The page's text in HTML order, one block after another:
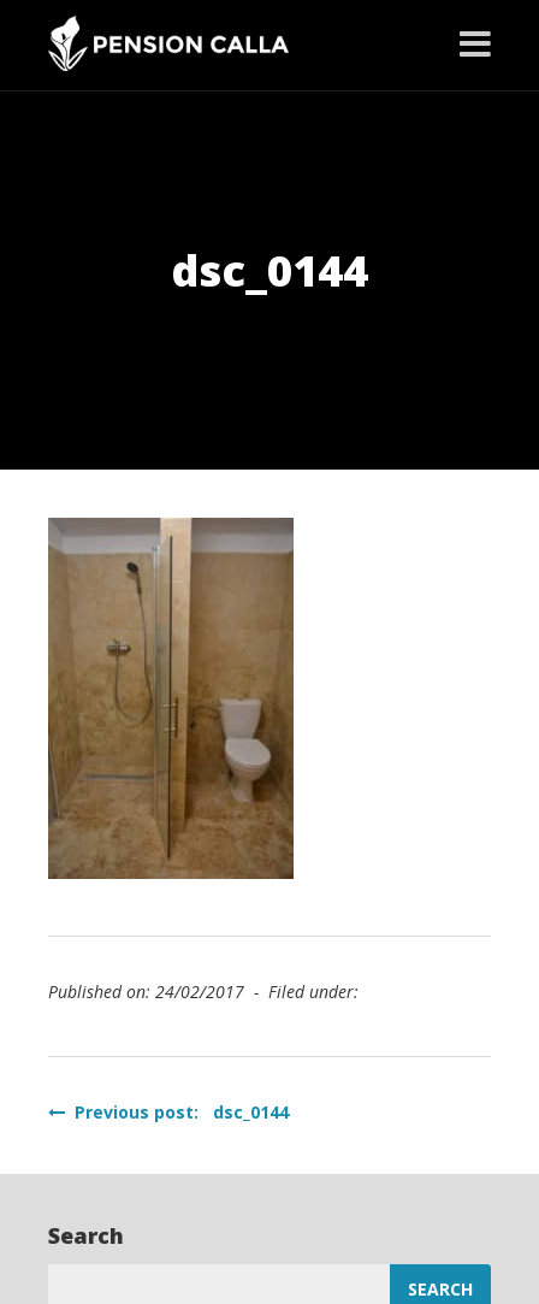
dsc_0144
Published on: 24/02/2017 - Filed under:
Post
Previous post: dsc_0144
Search